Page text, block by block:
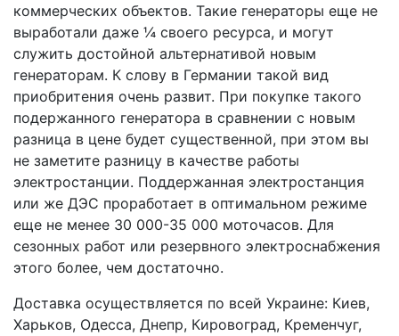
коммерческих объектов. Такие генераторы еще не
выработали даже ¼ своего ресурса, и могут
служить достойной альтернативой новым
генераторам. К слову в Германии такой вид
приобритения очень развит. При покупке такого
подержанного генератора в сравнении с новым
разница в цене будет существенной, при этом вы
не заметите разницу в качестве работы
электростанции. Поддержанная электростанция
или же ДЭС проработает в оптимальном режиме
еще не менее 30 000-35 000 моточасов. Для
сезонных работ или резервного электроснабжения
этого более, чем достаточно.
Доставка осуществляется по всей Украине: Киев,
Харьков, Одесса, Днепр, Кировоград, Кременчуг,